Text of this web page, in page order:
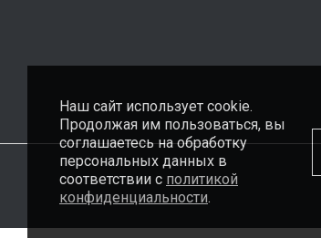
Наш сайт использует cookie.
Продолжая им пользоваться, вы
соглашаетесь на обработку
персональных данных в
соответствии с политикой
конфиденциальности.